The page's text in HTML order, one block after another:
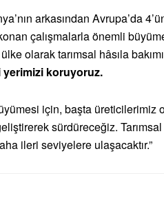
arkasından Avrupa’da
çalışmalarla önemli
olarak tarımsal hâsıla
yerimizi koruyoruz.
için, başta üreticilerimiz
sürdüreceğiz. Tarımsal
ileri seviyelere ulaşacaktır.”